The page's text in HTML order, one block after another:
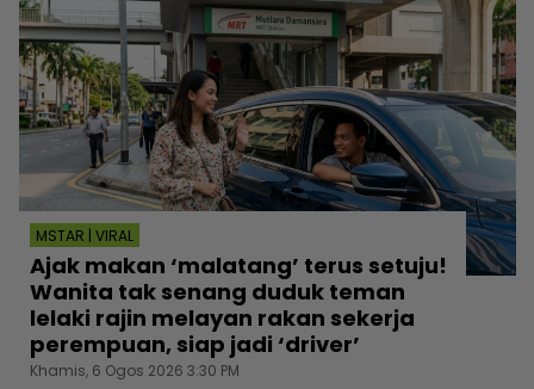
MSTAR | VIRAL
Ajak makan ‘malatang’ terus setuju!
Wanita tak senang duduk teman
lelaki rajin melayan rakan sekerja
perempuan, siap jadi ‘driver’
Khamis, 6 Ogos 2026 3:30 PM